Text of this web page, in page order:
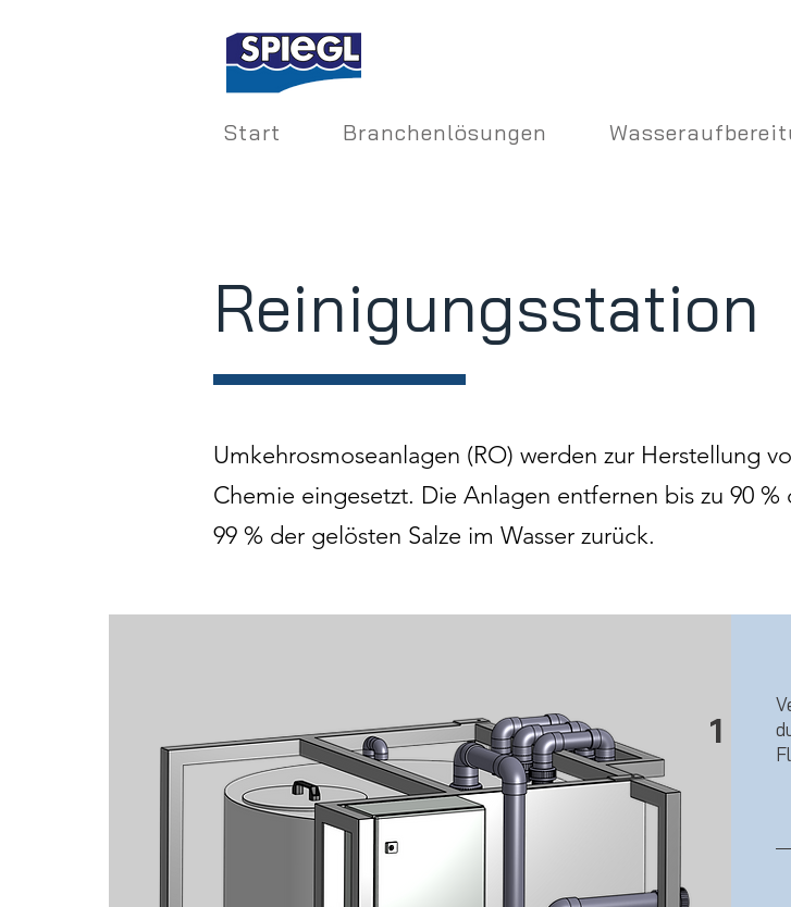
Start Branchenlösungen
Reinigungsstation
Umkehrosmoseanlagen (RO) werden zur Herstellung
Chemie eingesetzt. Die Anlagen entfernen bis zu 90
99 % der gelösten Salze im Wasser zurück.
1